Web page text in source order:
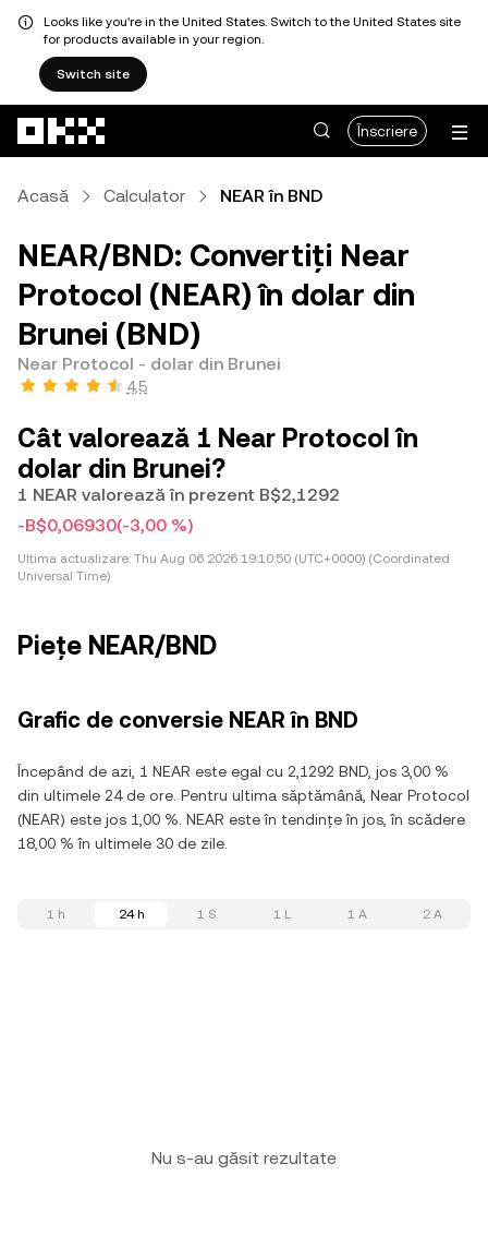
Looks like you're in the United States. Switch to the United States site
for products available in your region.
Switch site
Înscriere
Acasă Calculator NEAR în BND
NEAR/BND: Convertiți Near
Protocol (NEAR) în dolar din
Brunei (BND)
Near Protocol - dolar din Brunei
4,5
Cât valorează 1 Near Protocol în
dolar din Brunei?
1 NEAR valorează în prezent B$2,1292
-B$0,06930(-3,00 %)
Ultima actualizare: Thu Aug 06 2026 19:10:50 (UTC+0000) (Coordinated
Universal Time)
Piețe NEAR/BND
Grafic de conversie NEAR în BND
Începând de azi, 1 NEAR este egal cu 2,1292 BND, jos 3,00 %
din ultimele 24 de ore. Pentru ultima săptămână, Near Protocol
(NEAR) este jos 1,00 %. NEAR este în tendințe în jos, în scădere
18,00 % în ultimele 30 de zile.
1 h 24 h 1 S 1 L 1 A 2 A
Nu s-au găsit rezultate